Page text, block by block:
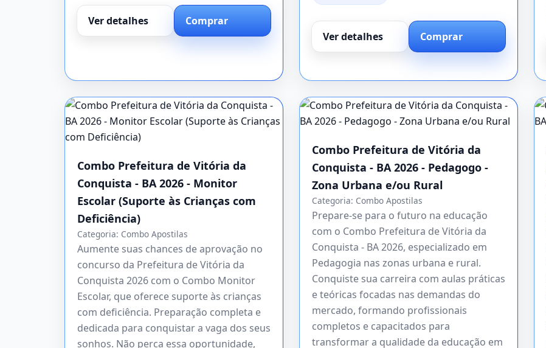
Ver detalhes Comprar
Ver detalhes Comprar
Combo Prefeitura de Vitória da
Conquista - BA 2026 - Monitor
Escolar (Suporte às Crianças com
Deficiência)
Categoria: Combo Apostilas
Aumente suas chances de aprovação no
concurso da Prefeitura de Vitória da
Conquista 2026 com o Combo Monitor
Escolar, que oferece suporte às crianças
com deficiência. Preparação completa e
dedicada para conquistar a vaga dos seus
sonhos. Não perca essa oportunidade,
Combo Prefeitura de Vitória da
Conquista - BA 2026 - Pedagogo -
Zona Urbana e/ou Rural
Categoria: Combo Apostilas
Prepare-se para o futuro na educação
com o Combo Prefeitura de Vitória da
Conquista - BA 2026, especializado em
Pedagogia nas zonas urbana e rural.
Conquiste sua carreira com aulas práticas
e teóricas focadas nas demandas do
mercado, formando profissionais
completos e capacitados para
transformar a qualidade da educação em